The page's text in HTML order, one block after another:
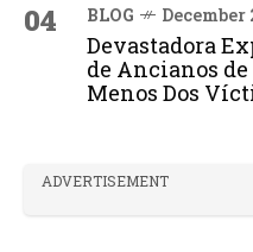
04 BLOG December
Devastadora
de Ancianos
Menos Dos
ADVERTISEMENT